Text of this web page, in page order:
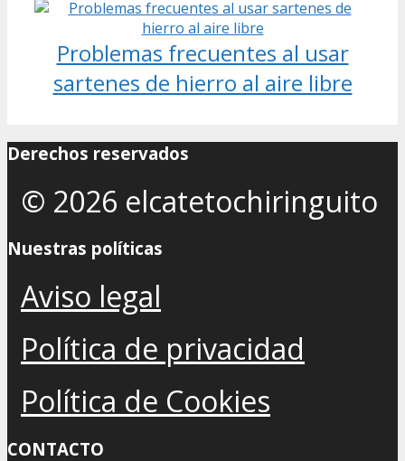
Problemas frecuentes al usar
sartenes de hierro al aire libre
Derechos reservados
© 2026 elcatetochiringuito
Nuestras políticas
Aviso legal
Política de privacidad
Política de Cookies
CONTACTO